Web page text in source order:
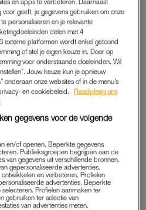
‘Matthias Jacob Jekel-
vanaf 1 jan 2024 met
Schmeets).’
deelt de wetenschapsjournalist
maart bekend dat hij vader zou
de tweede keer zwanger, nadat
een miskraamwas geëindigd.
goed maakt en Eline goed
nu.
en apps te verbeteren. Daarnaast
voor geeft, je gegevens gebruiken om onze
personaliseren en je relevante
delen met 4
externe platformen wordt enkel getoond
of stel je eigen keuze in. Door op
voor onderstaande doeleinden. Wil
Jouw keuze kun je opnieuw
onderaan onze websites of in de menu’s
en cookiebeleid.
Raadpleeg ons
gegevens voor de volgende
en/of openen. Beperkte gegevens
Publieksgroepen begrijpen aan de
van gegevens uit verschillende bronnen.
gepersonaliseerde advertenties.
en verbeteren. Profielen
advertenties. Beperkte
Profielen aanmaken ter
gebruiken ter selectie van
van advertenties meten.